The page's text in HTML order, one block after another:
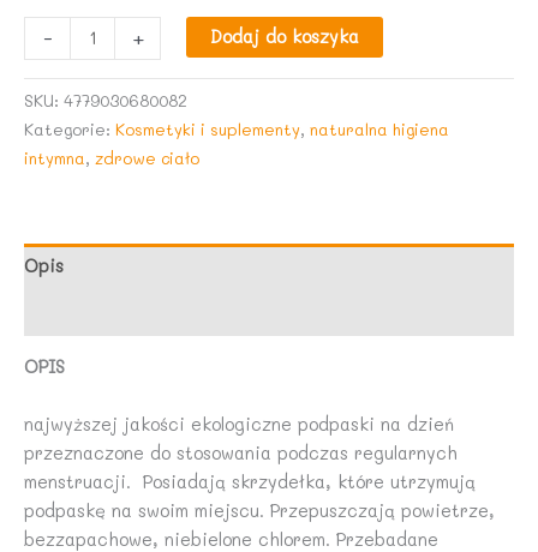
-
Podpaski
paskiem
szt.
+ Dodaj do koszyka
SKU: 4779030680082
Kategorie: Kosmetyki i suplementy, naturalna higiena
intymna, zdrowe ciało
Opis
OPIS
najwyższej jakości ekologiczne podpaski na dzień
przeznaczone do stosowania podczas regularnych
menstruacji. Posiadają skrzydełka, które utrzymują
podpaskę na swoim miejscu. Przepuszczają powietrze,
bezzapachowe, niebielone chlorem. Przebadane